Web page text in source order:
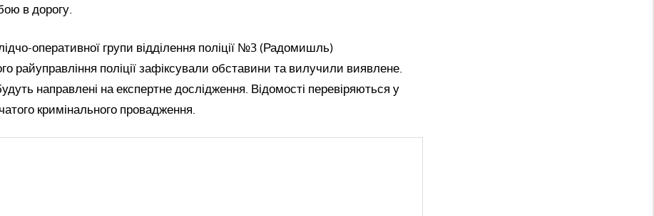
в дорогу.
оперативної групи відділення поліції №3 (Радомишль)
райуправління поліції зафіксували обставини та вилучили виявлене.
направлені на експертне дослідження. Відомості перевіряються у
кримінального провадження.